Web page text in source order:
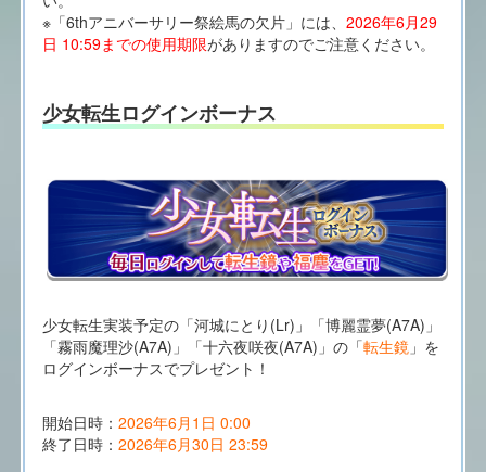
※「6thアニバーサリー祭絵馬の欠片」には、 2026年6月29
日 10:59までの使用期限がありますのでご注意ください。
少女転生ログインボーナス
少女転生実装予定の「河城にとり(Lr)」「博麗霊夢(A7A)」
「霧雨魔理沙(A7A)」「十六夜咲夜(A7A)」の「転生鏡」を
ログインボーナスでプレゼント！
開始日時： 2026年6月1日 0:00
終了日時： 2026年6月30日 23:59